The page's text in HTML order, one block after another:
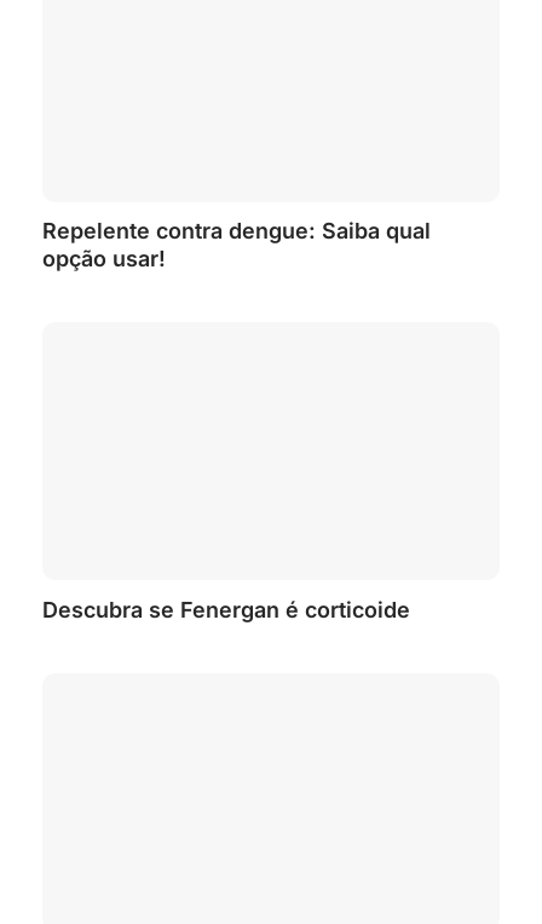
Repelente contra dengue: Saiba qual
opção usar!
Descubra se Fenergan é corticoide